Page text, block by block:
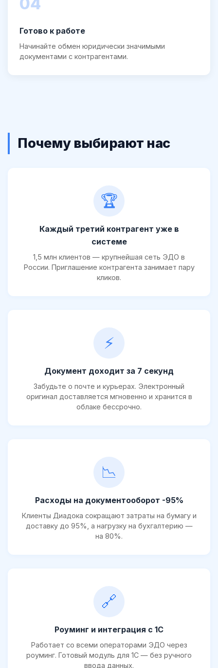
Готово к работе
Начинайте обмен юридически значимыми
документами с контрагентами.
Почему выбирают нас
🏆
Каждый третий контрагент уже в
системе
1,5 млн клиентов — крупнейшая сеть ЭДО в
России. Приглашение контрагента занимает пару
кликов.
⚡
Документ доходит за 7 секунд
Забудьте о почте и курьерах. Электронный
оригинал доставляется мгновенно и хранится в
облаке бессрочно.
📉
Расходы на документооборот -95%
Клиенты Диадока сокращают затраты на бумагу и
доставку до 95%, а нагрузку на бухгалтерию —
на 80%.
🔗
Роуминг и интеграция с 1С
Работает со всеми операторами ЭДО через
роуминг. Готовый модуль для 1С — без ручного
ввода данных.